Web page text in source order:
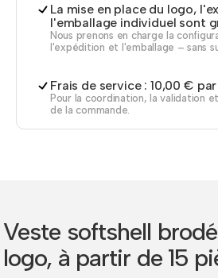
La mise en place du logo,
l'emballage individuel sont
Nous prenons en charge la
l'expédition et l'emballage – sans
Frais de service : 10,00 €
Pour la coordination, la validation
de la commande.
Veste softshell
logo, à partir de 15